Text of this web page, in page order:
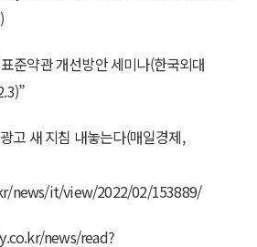
준약관 개선방안 세미나(한국외대
고 새 지침 내놓는다(매일경제,
news/it/view/2022/02/153889/
news/read?